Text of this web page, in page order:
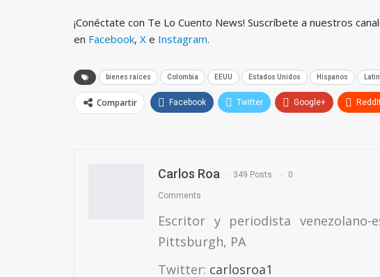
¡Conéctate con Te Lo Cuento News! Suscríbete a nuestros
en Facebook, X e Instagram.
bienes raíces Colombia EEUU Estados Unidos Hispanos
Compartir Facebook Twitter Google+
Carlos Roa 349 Posts 0
Comments
Escritor y periodista venezolano-
Pittsburgh, PA
Twitter: carlosroa1